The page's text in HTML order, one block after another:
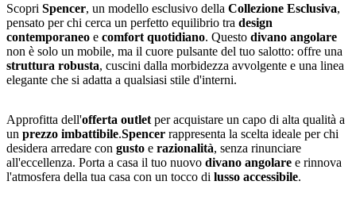
Scopri Spencer, un modello esclusivo della Collezione Esclusiva,
pensato per chi cerca un perfetto equilibrio tra design
contemporaneo e comfort quotidiano. Questo divano angolare
non è solo un mobile, ma il cuore pulsante del tuo salotto: offre una
struttura robusta, cuscini dalla morbidezza avvolgente e una linea
elegante che si adatta a qualsiasi stile d'interni.
Approfitta dell'offerta outlet per acquistare un capo di alta qualità a
un prezzo imbattibile.Spencer rappresenta la scelta ideale per chi
desidera arredare con gusto e razionalità, senza rinunciare
all'eccellenza. Porta a casa il tuo nuovo divano angolare e rinnova
l'atmosfera della tua casa con un tocco di lusso accessibile.